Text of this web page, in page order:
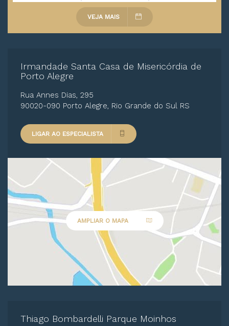
VEJA MAIS
Irmandade Santa Casa de Misericórdia de
Porto Alegre
Rua Annes Dias, 295
90020-090 Porto Alegre, Rio Grande do Sul RS
LIGAR AO ESPECIALISTA
AMPLIAR O MAPA
Thiago Bombardelli Parque Moinhos